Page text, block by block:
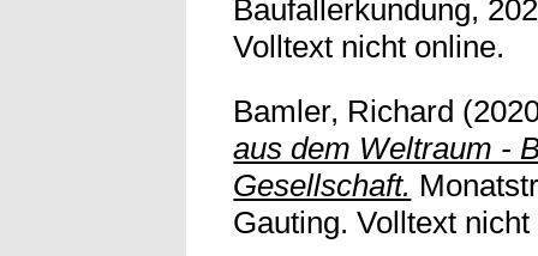
Baufallerkundung,
Volltext nicht online.
Bamler, Richard
aus dem Weltraum -
Gesellschaft.
Gauting. Volltext